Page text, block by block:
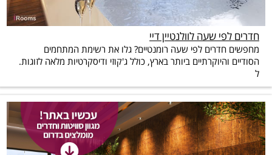
חדרים לפי שעה לוולנטיין דיי
מחפשים חדרים לפי שעה רומנטיים? גלו את רשימת המתחמים
הסודיים והיוקרתיים ביותר בארץ, כולל ג'קוזי ודיסקרטיות מלאה לזוגות.
ל